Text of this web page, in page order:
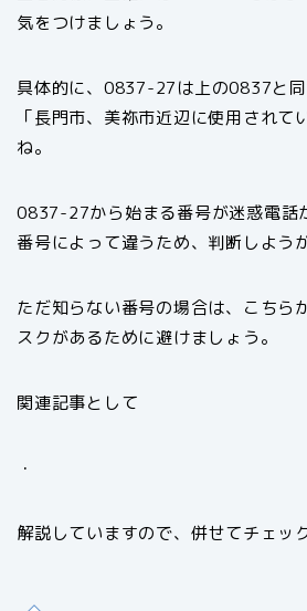
気をつけましょう。
具体的に、0837-27は上の0837と
「長門市、美祢市近辺に使用されて
ね。
0837-27から始まる番号が迷惑電話
番号によって違うため、判断しよう
ただ知らない番号の場合は、こちら
スクがあるために避けましょう。
関連記事として
・
解説していますので、併せてチェッ